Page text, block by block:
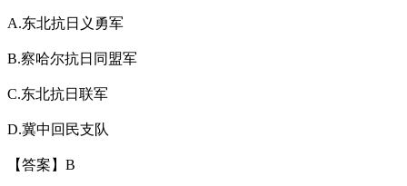
A.东北抗日义勇军
B.察哈尔抗日同盟军
C.东北抗日联军
D.冀中回民支队
【答案】B